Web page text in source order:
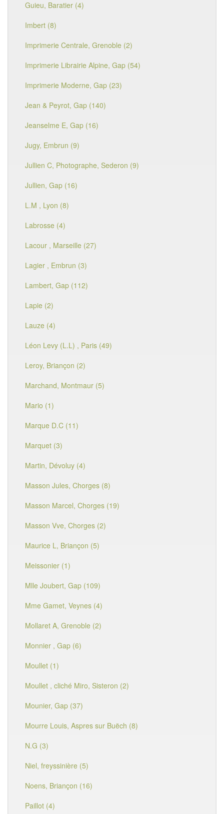
Guieu, Baratier (4)
Imbert (8)
Imprimerie Centrale, Grenoble (2)
Imprimerie Librairie Alpine, Gap (54)
Imprimerie Moderne, Gap (23)
Jean & Peyrot, Gap (140)
Jeanselme E, Gap (16)
Jugy, Embrun (9)
Jullien C, Photographe, Sederon (9)
Jullien, Gap (16)
L.M , Lyon (8)
Labrosse (4)
Lacour , Marseille (27)
Lagier , Embrun (3)
Lambert, Gap (112)
Lapie (2)
Lauze (4)
Léon Levy (L.L) , Paris (49)
Leroy, Briançon (2)
Marchand, Montmaur (5)
Mario (1)
Marque D.C (11)
Marquet (3)
Martin, Dévoluy (4)
Masson Jules, Chorges (8)
Masson Marcel, Chorges (19)
Masson Vve, Chorges (2)
Maurice L, Briançon (5)
Meissonier (1)
Mlle Joubert, Gap (109)
Mme Gamet, Veynes (4)
Mollaret A, Grenoble (2)
Monnier , Gap (6)
Moullet (1)
Moullet , cliché Miro, Sisteron (2)
Mounier, Gap (37)
Mourre Louis, Aspres sur Buëch (8)
N.G (3)
Niel, freyssinière (5)
Noens, Briançon (16)
Paillot (4)